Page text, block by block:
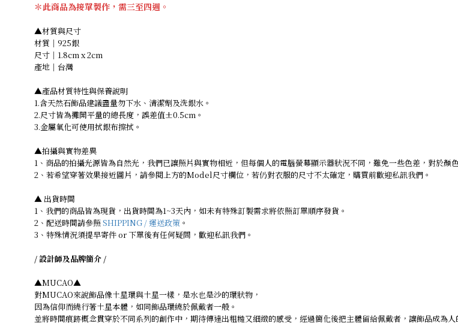
＊此商品為接單製作，需三至四週。
▲材質與尺寸
材質｜ 925銀
尺寸｜1.8cm x 2cm
產地｜台灣
▲產品材質特性與保養說明
1.含天然石飾品建議盡量勿下水、清潔劑及洗銀水。
2.尺寸皆為攤開平量的總長度，誤差值±0.5cm。
3.金屬氧化可使用拭銀布擦拭。
▲拍攝與實物差異
1、商品的拍攝光源皆為自然光，我們已讓照片與實物相近，但每個人的電腦螢幕顯示器狀況不同，難免一些色差，對於顏
2、若希望穿著效果接近圖片，請參閱上方的Model尺寸欄位，若仍對衣服的尺寸不太確定，購買前歡迎私訊我們。
▲ 出貨時間
1、我們的商品皆為現貨，出貨時間為1~3天內，如未有特殊訂製需求將依照訂單順序發貨。
2、配送時間請參照 SHIPPING / 運送政策 。
3、特殊情況須提早寄件 or 下單後有任何疑問，歡迎私訊我們。
/ 設計師及品牌簡介 /
▲MUCAO▲
對MUCAO來說飾品像土星環與土星一樣，是水也是沙的環狀物，
因為信仰而繞行著土星本體，如同飾品環繞於佩戴者一般。
並將時間痕跡概念貫穿於不同系列的創作中，期待傳達出粗糙又細緻的感受，經過簡化後把主體留給佩戴者，讓飾品成為人